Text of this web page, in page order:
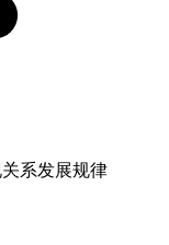
系发展规律